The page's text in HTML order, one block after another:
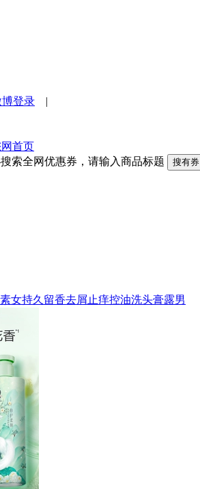
登录 |
索全网优惠券，请输入商品标题 搜有券
女持久留香去屑止痒控油洗头膏露男